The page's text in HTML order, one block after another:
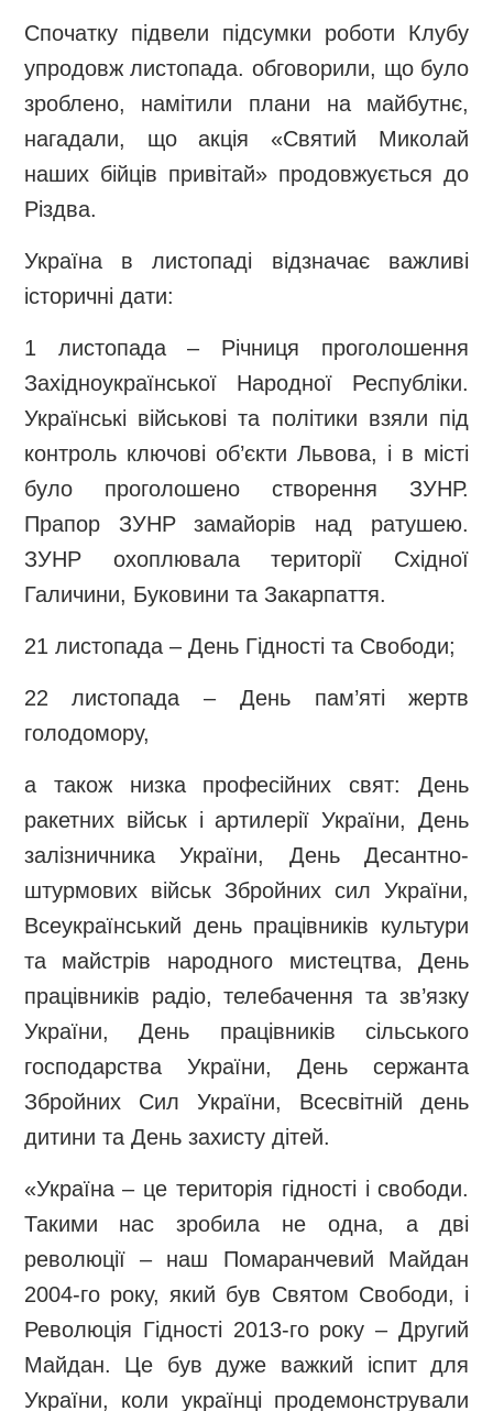
Спочатку підвели підсумки роботи Клубу
упродовж листопада. обговорили, що було
зроблено, намітили плани на майбутнє,
нагадали, що акція «Святий Миколай
наших бійців привітай» продовжується до
Різдва.
Україна в листопаді відзначає важливі
історичні дати:
1 листопада – Річниця проголошення
Західноукраїнської Народної Республіки.
Українські військові та політики взяли під
контроль ключові об’єкти Львова, і в місті
було проголошено створення ЗУНР.
Прапор ЗУНР замайорів над ратушею.
ЗУНР охоплювала території Східної
Галичини, Буковини та Закарпаття.
21 листопада – День Гідності та Свободи;
22 листопада – День пам’яті жертв
голодомору,
а також низка професійних свят: День
ракетних військ і артилерії України, День
залізничника України, День Десантно-
штурмових військ Збройних сил України,
Всеукраїнський день працівників культури
та майстрів народного мистецтва, День
працівників радіо, телебачення та зв’язку
України, День працівників сільського
господарства України, День сержанта
Збройних Сил України, Всесвітній день
дитини та День захисту дітей.
«Україна – це територія гідності і свободи.
Такими нас зробила не одна, а дві
революції – наш Помаранчевий Майдан
2004-го року, який був Святом Свободи, і
Революція Гідності 2013-го року – Другий
Майдан. Це був дуже важкий іспит для
України, коли українці продемонстрували